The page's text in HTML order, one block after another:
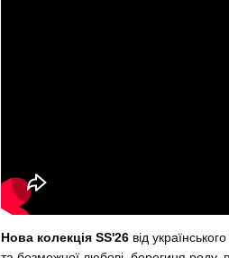
Нова колекція SS'26 від